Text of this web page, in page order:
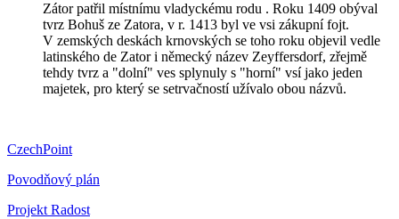
Zátor patřil místnímu vladyckému rodu . Roku 1409 obýval
tvrz Bohuš ze Zatora, v r. 1413 byl ve vsi zákupní fojt.
V zemských deskách krnovských se toho roku objevil vedle
latinského de Zator i německý název Zeyffersdorf, zřejmě
tehdy tvrz a "dolní" ves splynuly s "horní" vsí jako jeden
majetek, pro který se setrvačností užívalo obou názvů.
CzechPoint
Povodňový plán
Projekt Radost